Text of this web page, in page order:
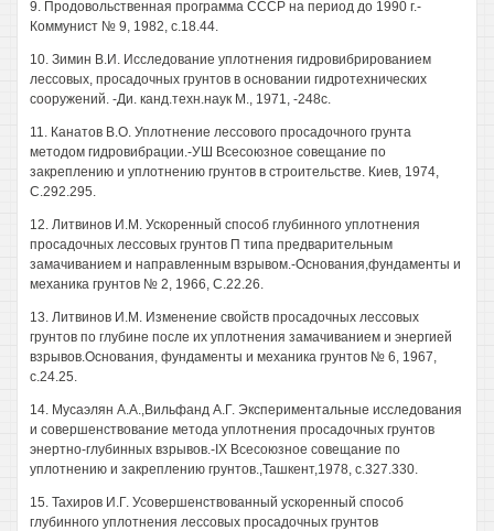
9. Продовольственная программа СССР на период до 1990 г.-
Коммунист № 9, 1982, с.18.44.
10. Зимин В.И. Исследование уплотнения гидровибрированием
лессовых, просадочных грунтов в основании гидротехнических
сооружений. -Ди. канд.техн.наук М., 1971, -248с.
11. Канатов В.О. Уплотнение лессового просадочного грунта
методом гидровибрации.-УШ Всесоюзное совещание по
закреплению и уплотнению грунтов в строительстве. Киев, 1974,
С.292.295.
12. Литвинов И.М. Ускоренный способ глубинного уплотнения
просадочных лессовых грунтов П типа предварительным
замачиванием и направленным взрывом.-Основания,фундаменты и
механика грунтов № 2, 1966, С.22.26.
13. Литвинов И.М. Изменение свойств просадочных лессовых
грунтов по глубине после их уплотнения замачиванием и энергией
взрывов.Основания, фундаменты и механика грунтов № 6, 1967,
с.24.25.
14. Мусаэлян А.А.,Вильфанд А.Г. Экспериментальные исследования
и совершенствование метода уплотнения просадочных грунтов
энертно-глубинных взрывов.-IX Всесоюзное совещание по
уплотнению и закреплению грунтов.,Ташкент,1978, с.327.330.
15. Тахиров И.Г. Усовершенствованный ускоренный способ
глубинного уплотнения лессовых просадочных грунтов